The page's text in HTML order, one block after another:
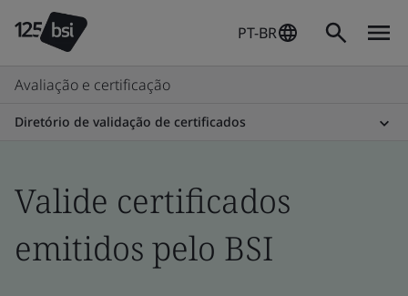
PT-BR
Avaliação e certificação
Diretório de validação de certificados
Valide certificados
emitidos pelo BSI